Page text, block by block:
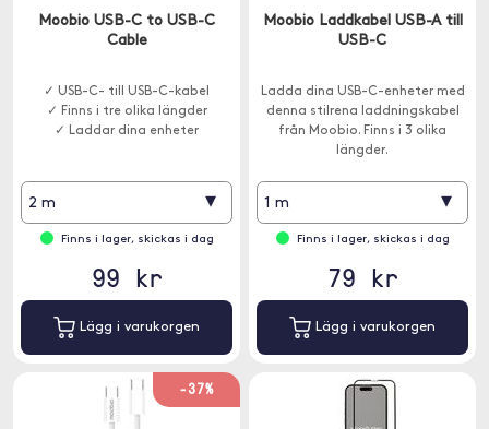
Moobio USB-C to USB-C
Cable
✓ USB-C- till USB-C-kabel
✓ Finns i tre olika längder
✓ Laddar dina enheter
2 m ▾
Finns i lager, skickas i dag
99 kr
Lägg i varukorgen
Moobio Laddkabel USB-A till
USB-C
Ladda dina USB-C-enheter med
denna stilrena laddningskabel
från Moobio. Finns i 3 olika
längder.
1 m ▾
Finns i lager, skickas i dag
79 kr
Lägg i varukorgen
-37%